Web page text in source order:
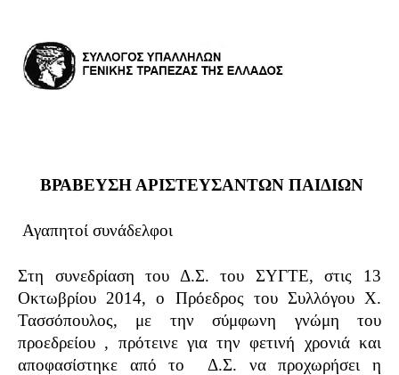
ΒΡΑΒΕΥΣΗ ΑΡΙΣΤΕΥΣΑΝΤΩΝ ΠΑΙΔΙΩΝ
Αγαπητοί συνάδελφοι
Στη συνεδρίαση του Δ.Σ. του ΣΥΓΤΕ, στις 13
Οκτωβρίου 2014, ο Πρόεδρος του Συλλόγου Χ.
Τασσόπουλος, με την σύμφωνη γνώμη του
προεδρείου , πρότεινε για την φετινή χρονιά και
αποφασίστηκε από το Δ.Σ. να προχωρήσει η